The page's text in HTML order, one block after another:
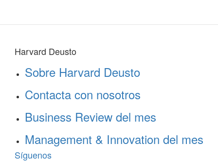
Harvard Deusto
Sobre Harvard Deusto
Contacta con nosotros
Business Review del mes
Management & Innovation del mes
Síguenos